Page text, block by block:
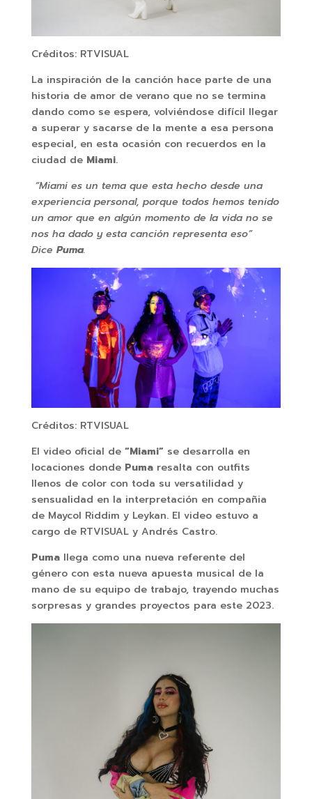
Créditos: RTVISUAL
La inspiración de la canción hace parte de una
historia de amor de verano que no se termina
dando como se espera, volviéndose difícil llegar
a superar y sacarse de la mente a esa persona
especial, en esta ocasión con recuerdos en la
ciudad de Miami.
“Miami es un tema que esta hecho desde una
experiencia personal, porque todos hemos tenido
un amor que en algún momento de la vida no se
nos ha dado y esta canción representa eso”
Dice Puma.
Créditos: RTVISUAL
El video oficial de “Miami” se desarrolla en
locaciones donde Pumaresalta con outfits
llenos de color con toda su versatilidad y
sensualidad en la interpretación en compañia
de Maycol Riddim y Leykan. El video estuvo a
cargo de RTVISUAL y Andrés Castro.
Pumallega como una nueva referente del
género con esta nueva apuesta musical de la
mano de su equipo de trabajo, trayendo muchas
sorpresas y grandes proyectos para este 2023.